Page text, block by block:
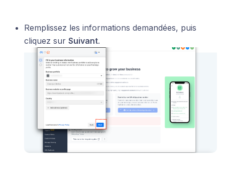
Remplissez les informations demandées, puis
cliquez sur Suivant.